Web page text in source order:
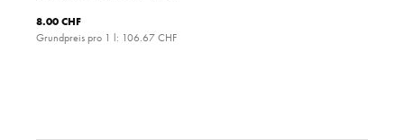
8.00 CHF
Grundpreis pro 1 l: 106.67 CHF